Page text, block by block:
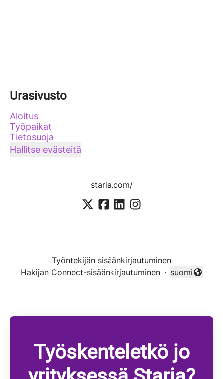
Urasivusto
Aloitus
Työpaikat
Tietosuoja
Hallitse evästeitä
staria.com/
Työntekijän sisäänkirjautuminen
Hakijan Connect-sisäänkirjautuminen ·
Vaihda kieli
suomi
Työskenteletkö jo